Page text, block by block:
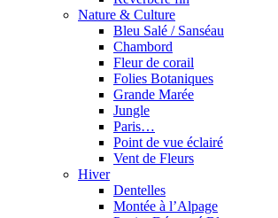
Nature & Culture
Bleu Salé / Sanséau
Chambord
Fleur de corail
Folies Botaniques
Grande Marée
Jungle
Paris…
Point de vue éclairé
Vent de Fleurs
Hiver
Dentelles
Montée à l’Alpage